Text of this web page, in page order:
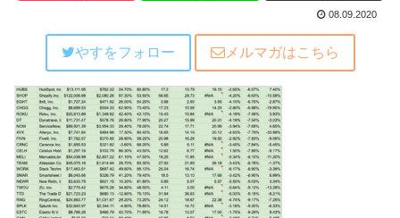
08.09.2020
やすをフォロー メルマガはこちら